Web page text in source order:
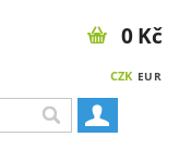
CZK EUR
0 Kč